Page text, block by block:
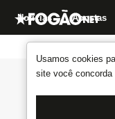
Usamos cookies
site você
Notícias Apostas